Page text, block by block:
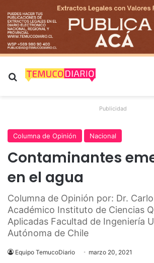
Buscar por
Publicidad
Columna de Opinión Nacional
Contaminantes
en el agua
Columna de Opinión por: Dr.
Académico Instituto de Ciencias
Aplicadas Facultad de Ingeniería
Autónoma de Chile
Equipo TemucoDiario marzo 20, 2021